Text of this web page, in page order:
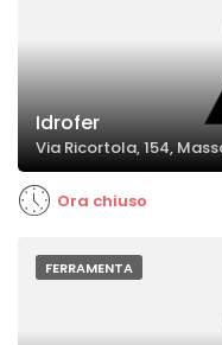
Idrofer
Via Ricortola, 154,
Ora chiuso
FERRAMENTA